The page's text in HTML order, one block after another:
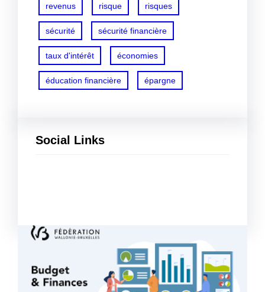
revenus risque risques
sécurité sécurité financière
taux d'intérêt économies
éducation financière épargne
Social Links